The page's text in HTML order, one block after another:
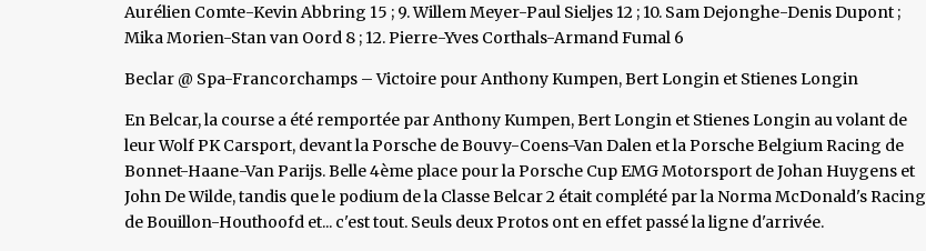
Aurélien Comte-Kevin Abbring 15 ; 9. Willem Meyer-Paul Sieljes 12 ; 10. Sam Dejonghe-Denis Dupont ;
Mika Morien-Stan van Oord 8 ; 12. Pierre-Yves Corthals-Armand Fumal 6
Beclar @ Spa-Francorchamps – Victoire pour Anthony Kumpen, Bert Longin et Stienes Longin
En Belcar, la course a été remportée par Anthony Kumpen, Bert Longin et Stienes Longin au volant de
leur Wolf PK Carsport, devant la Porsche de Bouvy-Coens-Van Dalen et la Porsche Belgium Racing de
Bonnet-Haane-Van Parijs. Belle 4ème place pour la Porsche Cup EMG Motorsport de Johan Huygens et
John De Wilde, tandis que le podium de la Classe Belcar 2 était complété par la Norma McDonald's Racing
de Bouillon-Houthoofd et... c'est tout. Seuls deux Protos ont en effet passé la ligne d'arrivée.